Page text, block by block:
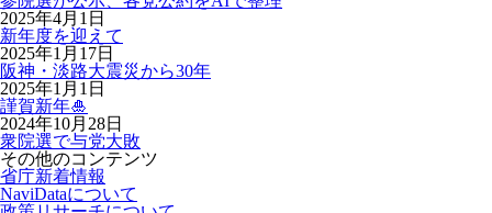
2025年4月1日
新年度を迎えて
2025年1月17日
阪神・淡路大震災から30年
2025年1月1日
謹賀新年🎍
2024年10月28日
衆院選で与党大敗
その他のコンテンツ
省庁新着情報
NaviDataについて